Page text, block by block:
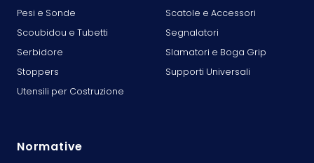
Pesi e Sonde
Scatole e Accessori
Scoubidou e Tubetti
Segnalatori
Serbidore
Slamatori e Boga Grip
Stoppers
Supporti Universali
Utensili per Costruzione
Normative